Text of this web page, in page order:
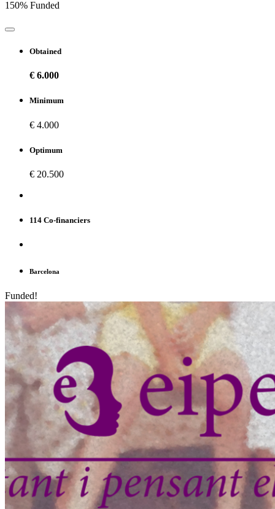
150% Funded
Obtained
€ 6.000
Minimum
€ 4.000
Optimum
€ 20.500
114 Co-financiers
Barcelona
Funded!